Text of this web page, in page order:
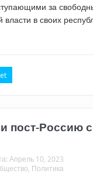
за
власти в своих
пост-Россию
Апрель 10, 2023
, Политика